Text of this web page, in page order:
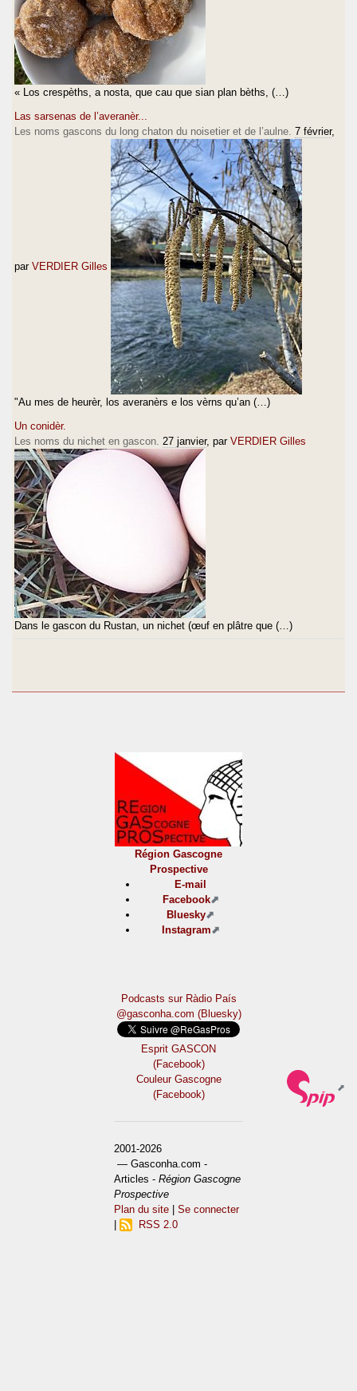
« Los crespèths, a nosta, que cau que sian plan bèths, (…)
Las sarsenas de l’averanèr...
Les noms gascons du long chaton du noisetier et de l’aulne. 7 février,
par VERDIER Gilles
"Au mes de heurèr, los averanèrs e los vèrns qu’an (…)
Un conidèr.
Les noms du nichet en gascon. 27 janvier, par VERDIER Gilles
Dans le gascon du Rustan, un nichet (œuf en plâtre que (…)
Région Gascogne
Prospective
E-mail
Facebook
Bluesky
Instagram
Podcasts sur Ràdio País
@gasconha.com (Bluesky)
Esprit GASCON
(Facebook)
Couleur Gascogne
(Facebook)
2001-2026
— Gasconha.com -
Articles -Région Gascogne
Prospective
Plan du site |Se connecter
RSS 2.0